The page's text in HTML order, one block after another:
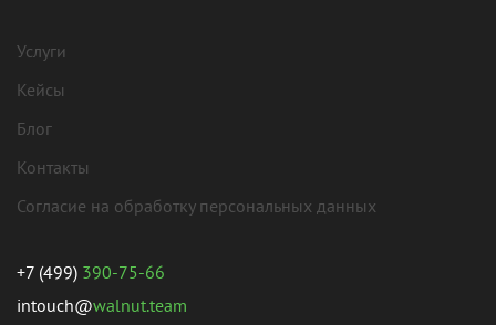
Услуги
Кейсы
Блог
Контакты
Согласие на обработку персональных данных
+7 (499) 390-75-66
intouch@walnut.team